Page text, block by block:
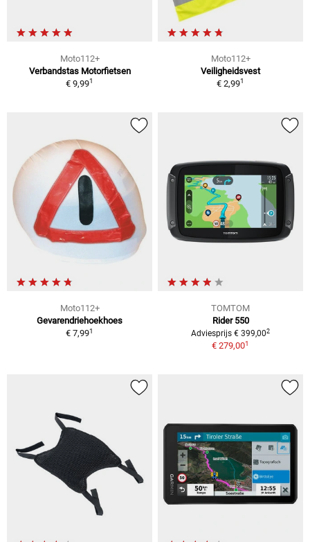
Moto112+
Verbandstas Motorfietsen
€ 9,991
Moto112+
Veiligheidsvest
€ 2,991
Moto112+
Gevarendriehoekhoes
€ 7,991
TOMTOM
Rider 550
Adviesprijs € 399,002
€ 279,001